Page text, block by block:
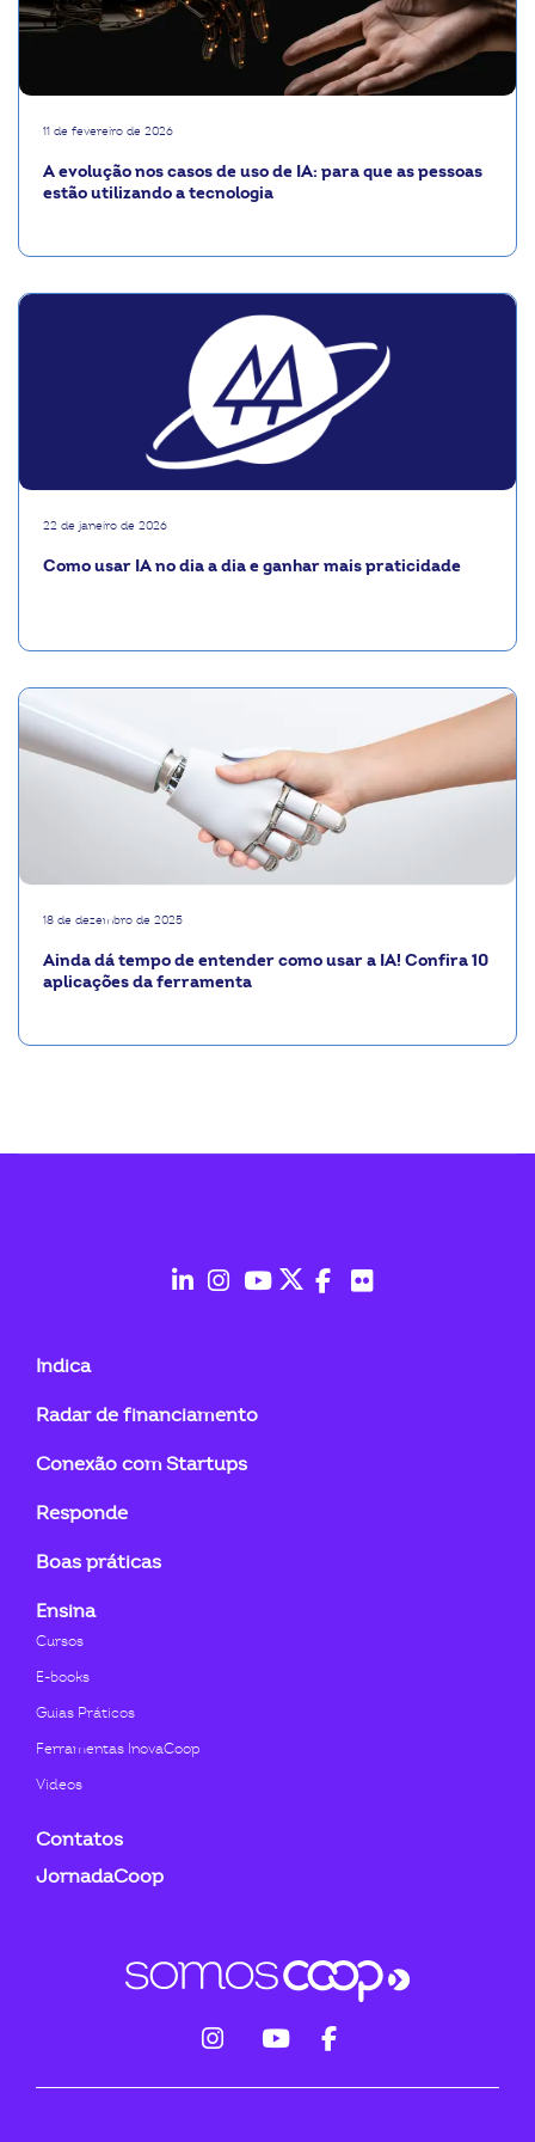
11 de fevereiro de 2026
A evolução nos casos de uso de IA: para que as pessoas
estão utilizando a tecnologia
22 de janeiro de 2026
Como usar IA no dia a dia e ganhar mais praticidade
18 de dezembro de 2025
Ainda dá tempo de entender como usar a IA! Confira 10
aplicações da ferramenta
in
Indica
Radar de financiamento
Conexão com Startups
Responde
Boas práticas
Ensina
Cursos
E-books
Guias Práticos
Ferramentas InovaCoop
Videos
Contatos
JornadaCoop